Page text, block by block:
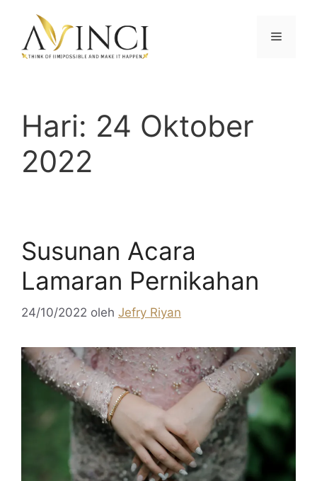
Menu
Hari: 24 Oktober
2022
Susunan Acara
Lamaran Pernikahan
24/10/2022 oleh Jefry Riyan